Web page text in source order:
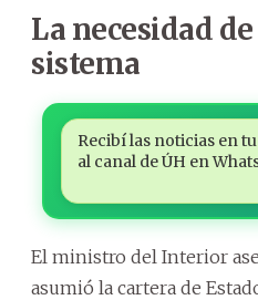
La necesidad
sistema
Recibí las noticias en
al canal de ÚH en
El ministro del Interior
asumió la cartera de